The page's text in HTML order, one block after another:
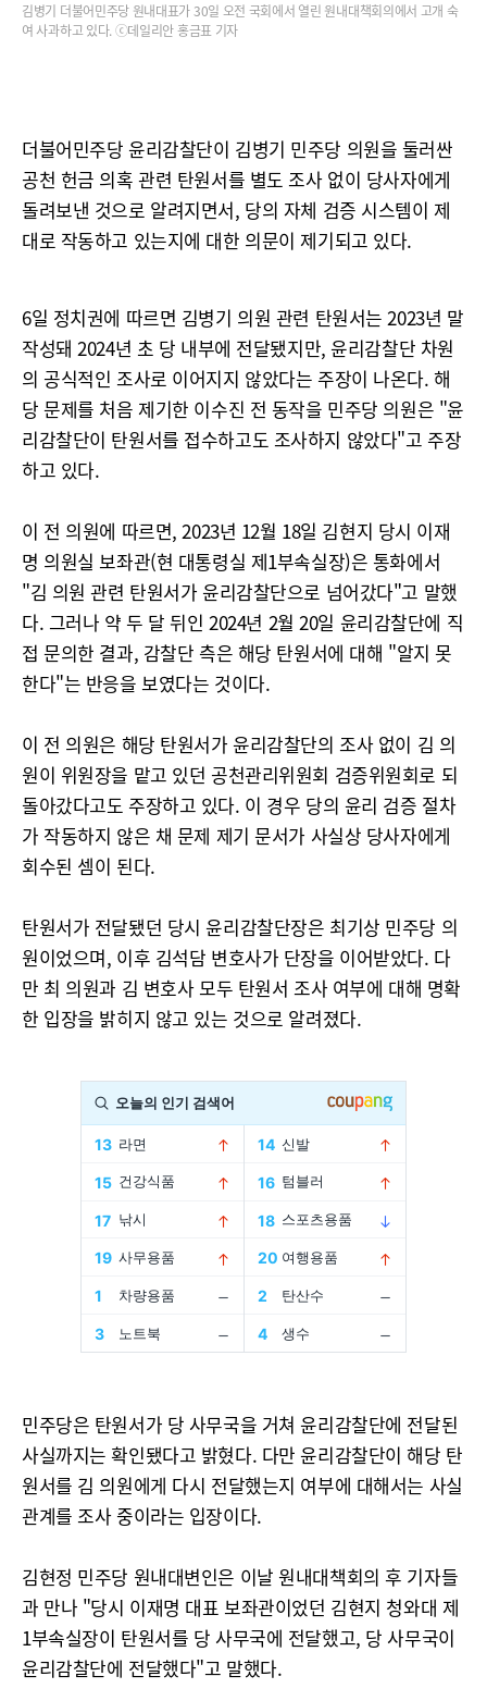
김병기 더불어민주당 원내대표가 30일 오전 국회에서 열린 원내대책회의에서 고개 숙
여 사과하고 있다. ⓒ데일리안 홍금표 기자
더불어민주당 윤리감찰단이 김병기 민주당 의원을 둘러싼
공천 헌금 의혹 관련 탄원서를 별도 조사 없이 당사자에게
돌려보낸 것으로 알려지면서, 당의 자체 검증 시스템이 제
대로 작동하고 있는지에 대한 의문이 제기되고 있다.
6일 정치권에 따르면 김병기 의원 관련 탄원서는 2023년 말
작성돼 2024년 초 당 내부에 전달됐지만, 윤리감찰단 차원
의 공식적인 조사로 이어지지 않았다는 주장이 나온다. 해
당 문제를 처음 제기한 이수진 전 동작을 민주당 의원은 "윤
리감찰단이 탄원서를 접수하고도 조사하지 않았다"고 주장
하고 있다.
이 전 의원에 따르면, 2023년 12월 18일 김현지 당시 이재
명 의원실 보좌관(현 대통령실 제1부속실장)은 통화에서
"김 의원 관련 탄원서가 윤리감찰단으로 넘어갔다"고 말했
다. 그러나 약 두 달 뒤인 2024년 2월 20일 윤리감찰단에 직
접 문의한 결과, 감찰단 측은 해당 탄원서에 대해 "알지 못
한다"는 반응을 보였다는 것이다.
이 전 의원은 해당 탄원서가 윤리감찰단의 조사 없이 김 의
원이 위원장을 맡고 있던 공천관리위원회 검증위원회로 되
돌아갔다고도 주장하고 있다. 이 경우 당의 윤리 검증 절차
가 작동하지 않은 채 문제 제기 문서가 사실상 당사자에게
회수된 셈이 된다.
탄원서가 전달됐던 당시 윤리감찰단장은 최기상 민주당 의
원이었으며, 이후 김석담 변호사가 단장을 이어받았다. 다
만 최 의원과 김 변호사 모두 탄원서 조사 여부에 대해 명확
한 입장을 밝히지 않고 있는 것으로 알려졌다.
민주당은 탄원서가 당 사무국을 거쳐 윤리감찰단에 전달된
사실까지는 확인됐다고 밝혔다. 다만 윤리감찰단이 해당 탄
원서를 김 의원에게 다시 전달했는지 여부에 대해서는 사실
관계를 조사 중이라는 입장이다.
김현정 민주당 원내대변인은 이날 원내대책회의 후 기자들
과 만나 "당시 이재명 대표 보좌관이었던 김현지 청와대 제
1부속실장이 탄원서를 당 사무국에 전달했고, 당 사무국이
윤리감찰단에 전달했다"고 말했다.